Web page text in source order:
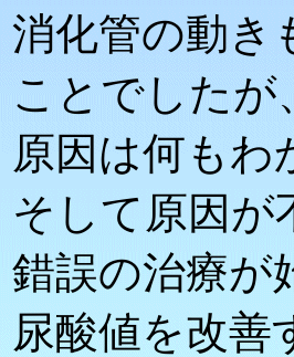
消化管の動き
ことでしたが
原因は何もわ
そして原因が
錯誤の治療が
尿酸値を改善